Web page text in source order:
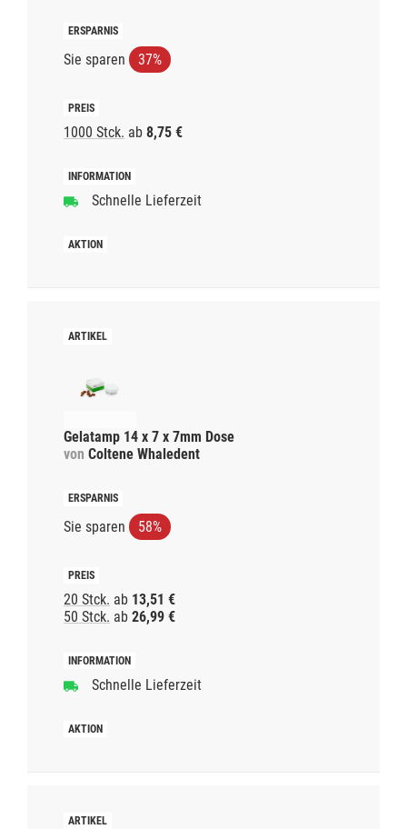
Sie sparen 37%
1000 Stck. ab 8,75 €
Schnelle Lieferzeit
Gelatamp 14 x 7 x 7mm Dose
von Coltene Whaledent
Sie sparen 58%
20 Stck. ab 13,51 €
50 Stck. ab 26,99 €
Schnelle Lieferzeit